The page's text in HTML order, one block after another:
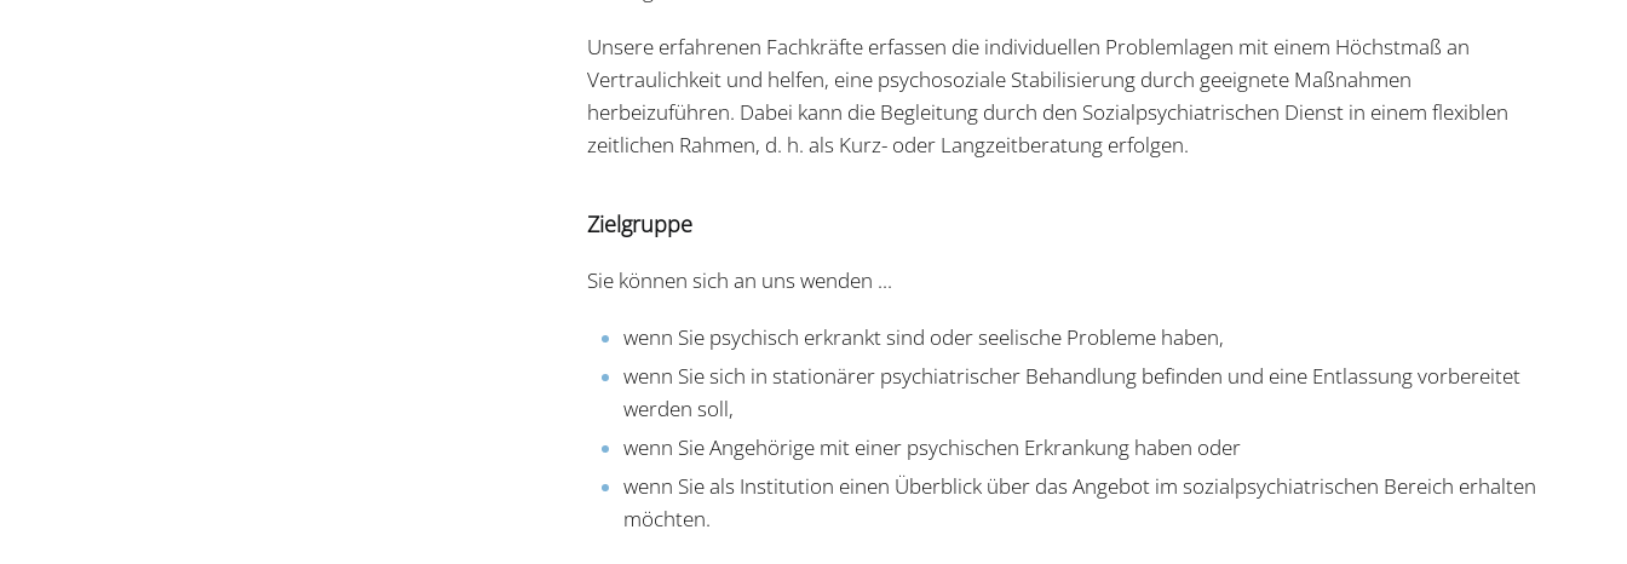
Unsere erfahrenen Fachkräfte erfassen die individuellen Problemlagen mit einem Höchstmaß an
Vertraulichkeit und helfen, eine psychosoziale Stabilisierung durch geeignete Maßnahmen
herbeizuführen. Dabei kann die Begleitung durch den Sozialpsychiatrischen Dienst in einem flexiblen
zeitlichen Rahmen, d. h. als Kurz- oder Langzeitberatung erfolgen.
Zielgruppe
Sie können sich an uns wenden ...
wenn Sie psychisch erkrankt sind oder seelische Probleme haben,
wenn Sie sich in stationärer psychiatrischer Behandlung befinden und eine Entlassung vorbereitet
werden soll,
wenn Sie Angehörige mit einer psychischen Erkrankung haben oder
wenn Sie als Institution einen Überblick über das Angebot im sozialpsychiatrischen Bereich erhalten
möchten.